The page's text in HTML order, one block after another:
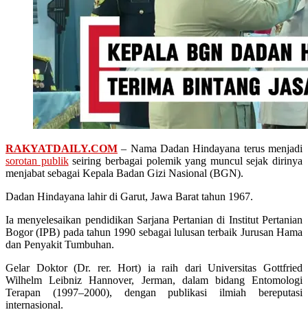
RAKYATDAILY.COM – Nama Dadan Hindayana terus menjadi
sorotan publikseiring berbagai polemik yang muncul sejak dirinya
menjabat sebagai Kepala Badan Gizi Nasional (BGN).
Dadan Hindayana lahir di Garut, Jawa Barat tahun 1967.
Ia menyelesaikan pendidikan Sarjana Pertanian di Institut Pertanian
Bogor (IPB) pada tahun 1990 sebagai lulusan terbaik Jurusan Hama
dan Penyakit Tumbuhan.
Gelar Doktor (Dr. rer. Hort) ia raih dari Universitas Gottfried
Wilhelm Leibniz Hannover, Jerman, dalam bidang Entomologi
Terapan (1997–2000), dengan publikasi ilmiah bereputasi
internasional.